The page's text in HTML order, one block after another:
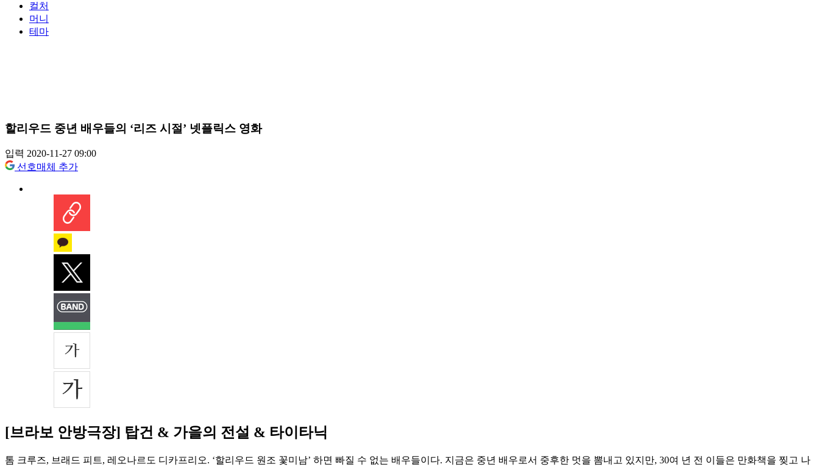
컬처
머니
테마
할리우드 중년 배우들의 ‘리즈 시절’ 넷플릭스 영화
입력 2020-11-27 09:00
선호매체 추가
[브라보 안방극장] 탑건 & 가을의 전설 & 타이타닉
톰 크루즈, 브래드 피트, 레오나르도 디카프리오. ‘할리우드 원조 꽃미남’ 하면 빠질 수 없는 배우들이다. 지금은 중년 배우로서 중후한 멋을 뽐내고 있지만, 30여 년 전 이들은 만화책을 찢고 나